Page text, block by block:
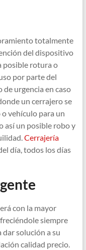
totalmente
del dispositivo
posible rotura o
por parte del
de urgencia en caso
un cerrajero se
vehículo para un
así un posible robo y
Cerrajería
día, todos los días
con la mayor
siempre
solución a su
calidad precio.